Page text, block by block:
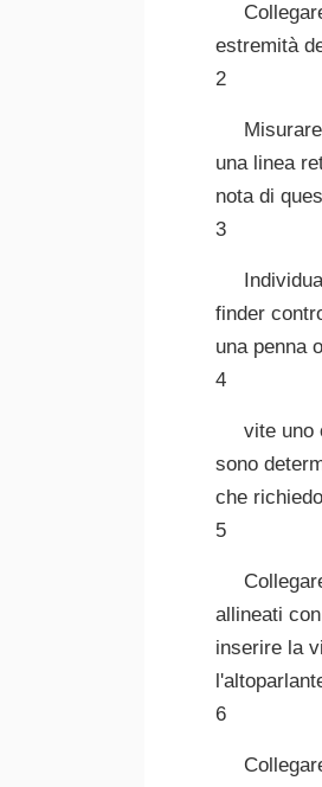
estremità
2
una linea
nota di
3
finder
una penna
4
vite uno
sono
che
5
allineati
inserire la
6